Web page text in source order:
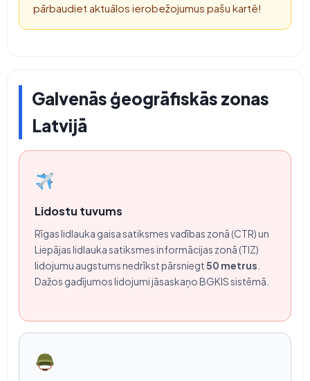
pārbaudiet aktuālos ierobežojumus pašu kartē!
Galvenās ģeogrāfiskās zonas
Latvijā
Lidostu tuvums
Rīgas lidlauka gaisa satiksmes vadības zonā (CTR) un
Liepājas lidlauka satiksmes informācijas zonā (TIZ)
lidojumu augstums nedrīkst pārsniegt50 metrus
Dažos gadījumos lidojumi jāsaskaņo BGKIS sistēmā.